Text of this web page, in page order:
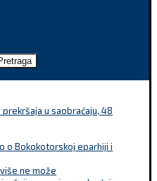
u saobraćaju, 48
o Bokokotorskoj eparhiji i
ne može